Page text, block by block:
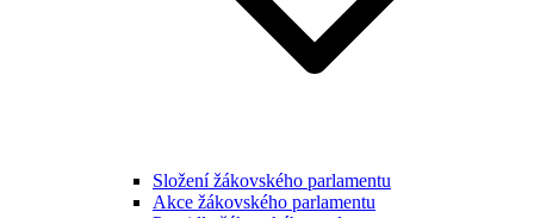
Složení žákovského parlamentu
Akce žákovského parlamentu